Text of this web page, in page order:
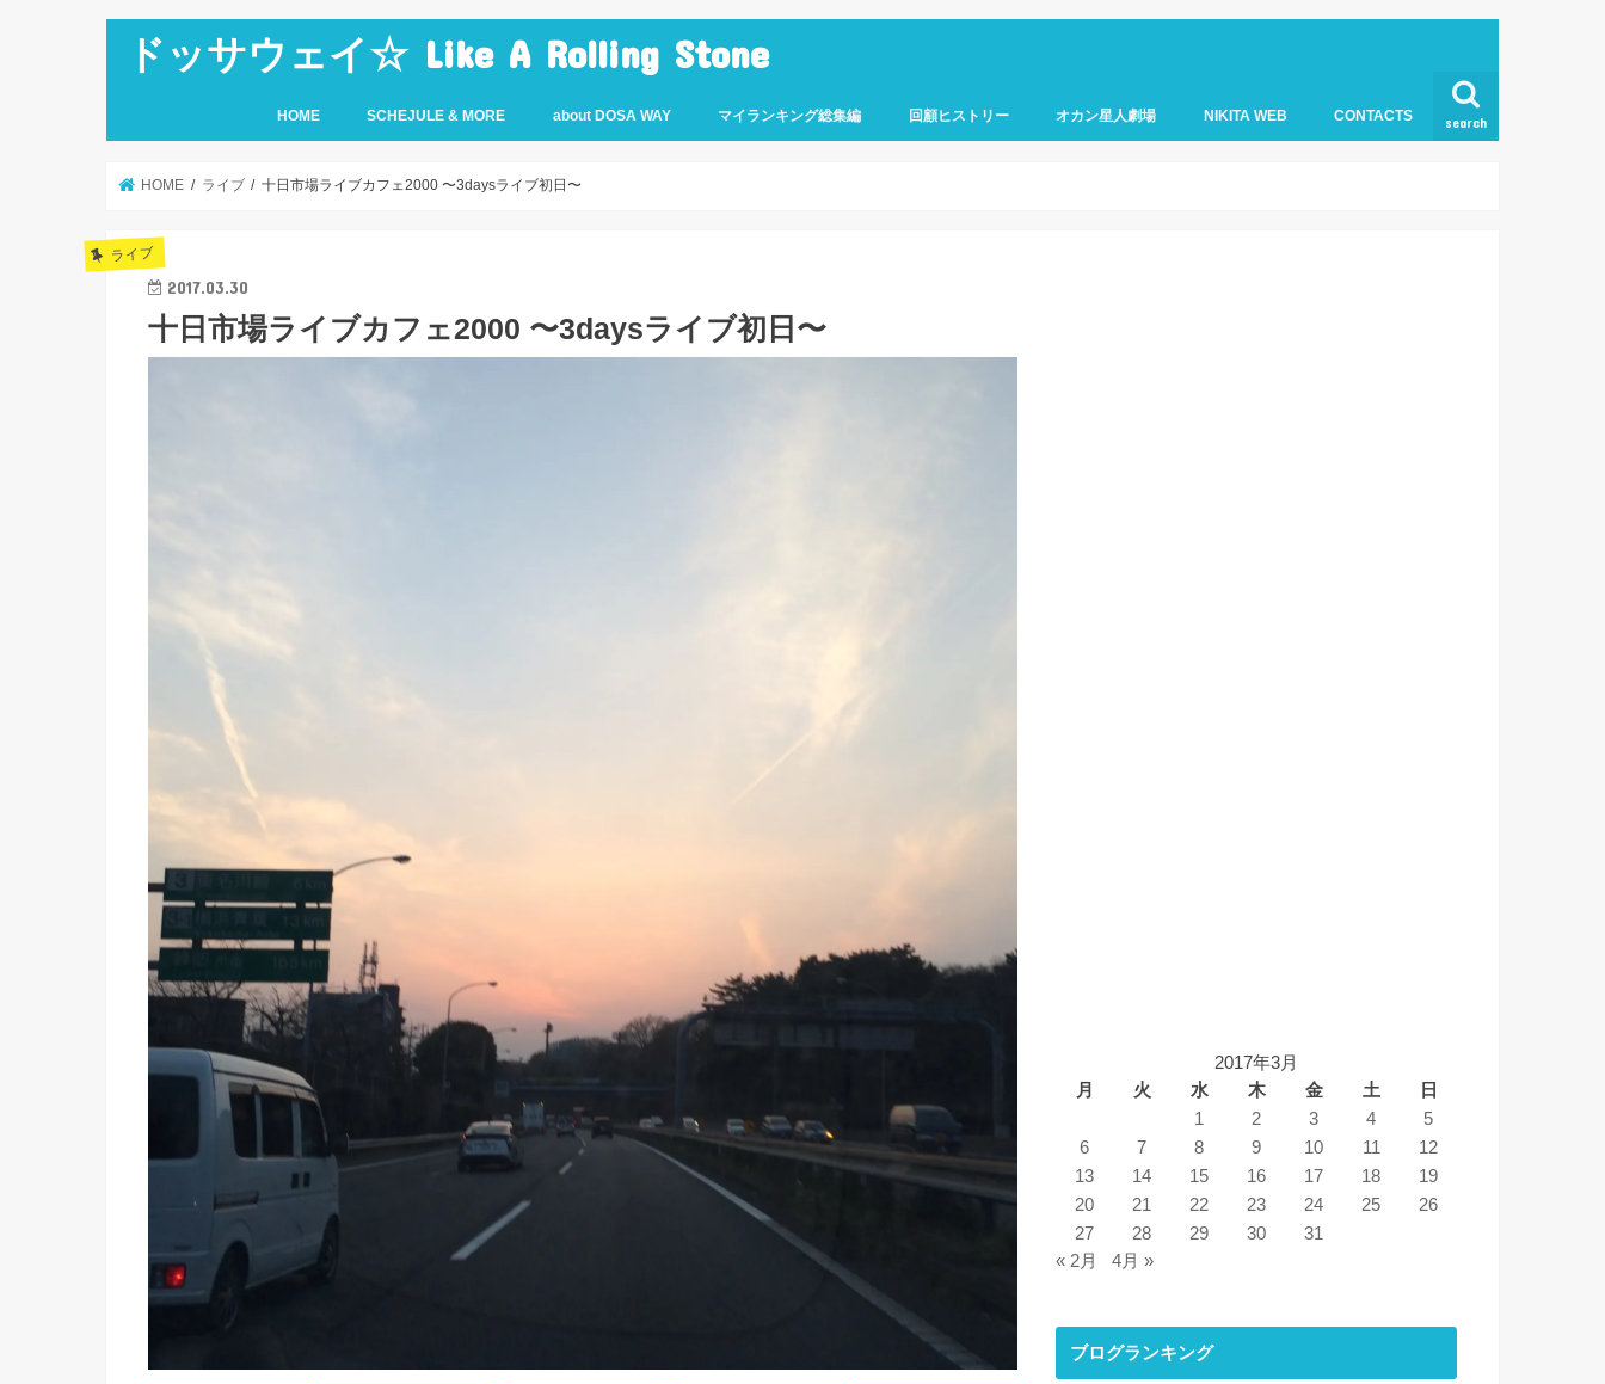
ドッサウェイ☆ Like A Rolling Stone
search
HOME SCHEJULE & MORE about DOSA WAY マイランキング総集編 回顧ヒストリー オカン星人劇場 NIKITA WEB CONTACTS
HOME ライブ 十日市場ライブカフェ2000 〜3daysライブ初日〜
ライブ
2017.03.30
十日市場ライブカフェ2000 〜3daysライブ初日〜
2017年3月
月
火 水 木 金 土
日
1
2 3 4
5
6
7 8 9 10 11
12
13
14 15 16 17 18
19
20
21 22 23 24 25
26
27
28 29 30
31
« 2月
4月 »
ブログランキング